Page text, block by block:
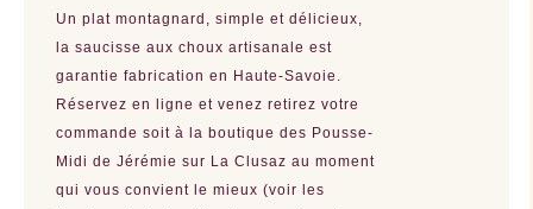
Un plat montagnard, simple et délicieux,
la saucisse aux choux artisanale est
garantie fabrication en Haute-Savoie.
Réservez en ligne et venez retirez votre
commande soit à la boutique des Pousse-
Midi de Jérémie sur La Clusaz au moment
qui vous convient le mieux (voir les